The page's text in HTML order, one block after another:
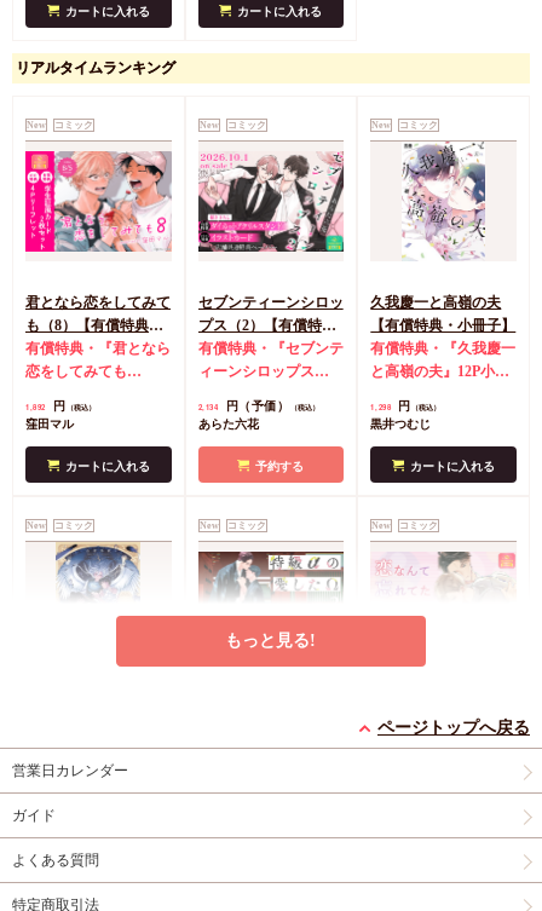
カートに入れる カートに入れる
リアルタイムランキング
New コミック
君となら恋をしてみて
も（8）【有償特典・
学生証風カード2枚セ
ット】
有償特典・『君となら
恋をしてみても
ド2枚セット
1,892 円 （税込）
窪田マル
カートに入れる
New コミック
セブンティーンシロッ
プス（2）【有償特
典・ダイカットアクリ
ルスタンド】
有償特典・『セブンテ
ィーンシロップス
クリルスタンド
店舗共通特典ペー
パー
2,134 円（予価） （税込）
あらた六花
予約する
New コミック
久我慶一と高嶺の夫
【有償特典・小冊子】
有償特典・『久我慶一
と高嶺の夫』12P小冊
ーフレット
1,298 円 （税込）
黒井つむじ
カートに入れる
New コミック
冊子】
有償特典・『灯台守と
かもめの子（3）』
12P小冊子
1,408
吾妻香夜
カートに入れる
New コミック
フレット
New コミック
償特典・小冊子】
有償特典・『恋なんて
コミコミ特典4Pリー
もっと見る!
ページトップへ戻る
営業日カレンダー
ガイド
よくある質問
特定商取引法